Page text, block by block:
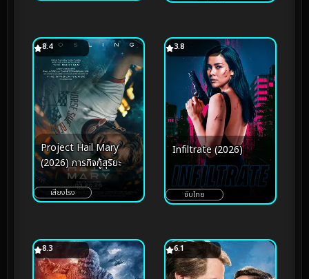
8.4
Project Hail Mary
(2026) ภารกิจกู้สุริยะ
เสียงโรง
3.8
Infiltrate (2026)
ซับไทย
8.3 6.1